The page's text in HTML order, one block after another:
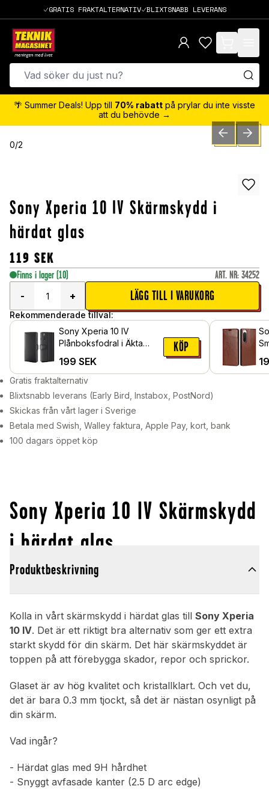
GRATIS FRAKTALTERNATIV BLIXTSNABB LEVERANS
items in cart,
🌴 Summer Deals! Upp till 70% rabatt på prylar du inte visste
att du behövde →
0/2 PREVIOUSNEXT
Sony Xperia 10 IV Skärmskydd i
härdat glas
119 SEK
Finns i lager (10) ART. NR: 34252
-
+ LÄGG TILL I VARUKORG
Rekommenderade tillval:
Sony Xperia 10 IV
Plånboksfodral i Äkta
199 SEK
KÖP
Gratis fraktalternativ
Blixtsnabb leverans (Early Bird, Instabox, PostNord)
Skickas från vårt lager i Sverige
Betala med Swish, Walley faktura, Apple Pay, kort, bank
100 dagars öppet köp
Sony Xperia 10 IV Skärmskydd
i härdat glas
Produktbeskrivning
Kolla in vårt skärmskydd i härdat glas till Sony Xperia
10 IV. Det är ett riktigt bra alternativ som ger ett extra
starkt skydd för din skärm. Det här skärmskyddet är
toppen på att förebygga skador, repor och sprickor.
Glaset är av hög kvalitet och kristallklart. Och vet du,
det är bara 0.3 mm tjockt, så det är nästan osynligt på
din skärm.
Vad ingår?
- Härdat glas med 9H hårdhet
- Snyggt avfasade kanter (2.5 D arc edge)